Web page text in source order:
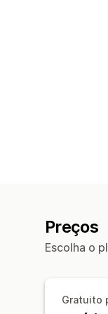
Preços
Escolha o
Gratuito